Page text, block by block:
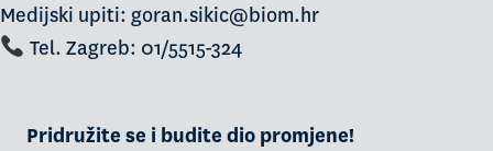
Medijski upiti: goran.sikic@biom.hr
Tel. Zagreb: 01/5515-324
Pridružite se i budite dio promjene!